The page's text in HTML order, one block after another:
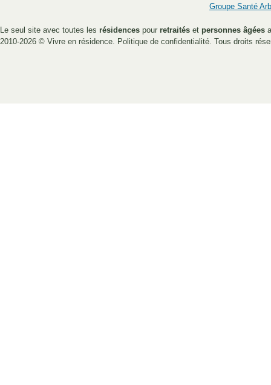
Groupe Santé
Le seul site avec toutes les résidences pour retraités et personnes âgées
2010-2026 © Vivre en résidence Politique de confidentialité . Tous droits